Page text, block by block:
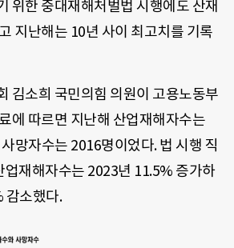
위한 중대재해처벌법 시행에도 산재
지난해는 10년 사이 최고치를 기록
김소희 국민의힘 의원이 고용노동부
에 따르면 지난해 산업재해자수는
망자수는 2016명이었다. 법 시행 직
업재해자수는 2023년 11.5% 증가하
감소했다.